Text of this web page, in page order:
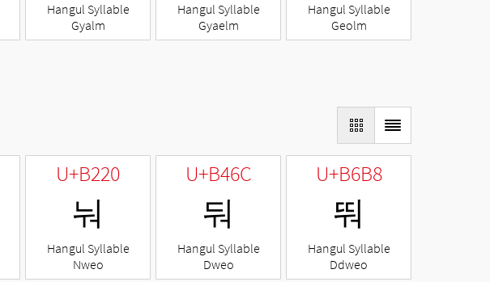
Hangul Syllable
Gyalm
Hangul Syllable
Gyaelm
Hangul Syllable
Geolm
U+B220
눠
Hangul Syllable
Nweo
U+B46C
둬
Hangul Syllable
Dweo
U+B6B8
뚸
Hangul Syllable
Ddweo